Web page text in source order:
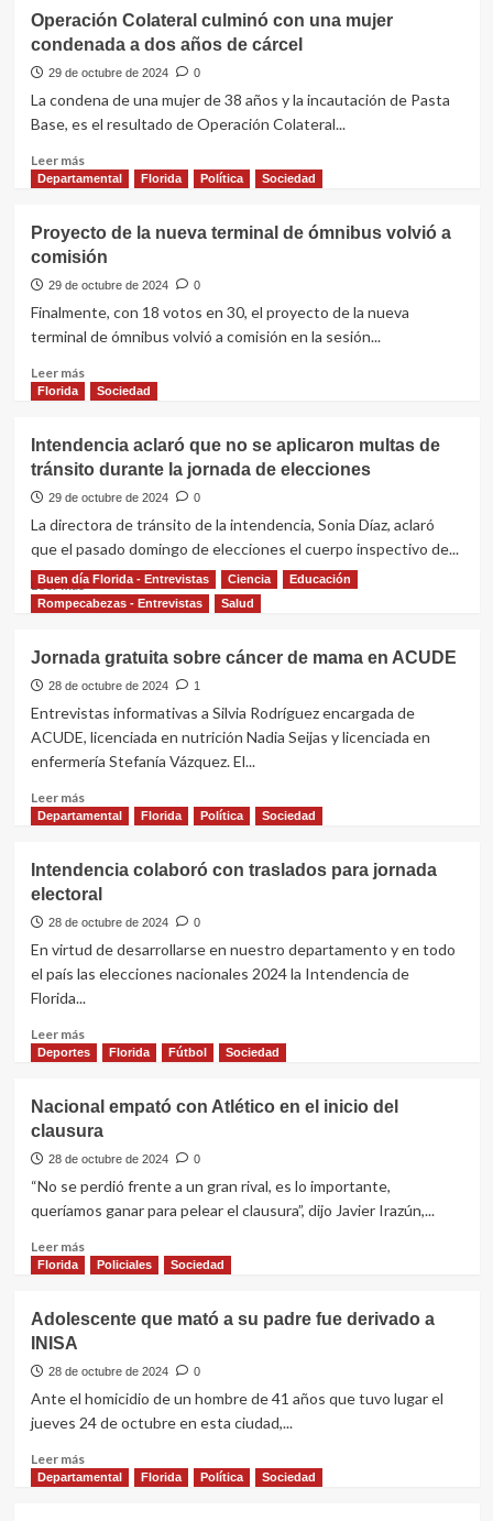
Operación Colateral culminó con una mujer
condenada a dos años de cárcel
29 de octubre de 2024 0
La condena de una mujer de 38 años y la incautación de Pasta
Base, es el resultado de Operación Colateral...
Leer másLeer
más
Colateral
culminó
con
mujer
condenada
dos
cárcel
Departamental Florida Política Sociedad
Proyecto de la nueva terminal de ómnibus volvió a
comisión
29 de octubre de 2024 0
Finalmente, con 18 votos en 30, el proyecto de la nueva
terminal de ómnibus volvió a comisión en la sesión...
Leer másLeer
más
de
la
nueva
terminal
ómnibus
volvió
a
Florida Sociedad
Intendencia aclaró que no se aplicaron multas de
tránsito durante la jornada de elecciones
29 de octubre de 2024 0
La directora de tránsito de la intendencia, Sonia Díaz, aclaró
que el pasado domingo de elecciones el cuerpo inspectivo de...
Leer másLeer
más
aclaró
que
no
se
aplicaron
multas
tránsito
jornada
de
elecciones
Buen día Florida - Entrevistas Ciencia
Educación
Rompecabezas - Entrevistas
Salud
Jornada gratuita sobre cáncer de mama en ACUDE
28 de octubre de 2024 1
Entrevistas informativas a Silvia Rodríguez encargada de
ACUDE, licenciada en nutrición Nadia Seijas y licenciada en
enfermería Stefanía Vázquez. El...
Leer másLeer
más
gratuita
sobre
cáncer
de
en
ACUDE
Departamental Florida Política Sociedad
Intendencia colaboró con traslados para jornada
electoral
28 de octubre de 2024 0
En virtud de desarrollarse en nuestro departamento y en todo
el país las elecciones nacionales 2024 la Intendencia de
Florida...
Leer másLeer
más
colaboró
con
traslados
para
electoral
Deportes Florida Fútbol Sociedad
Nacional empató con Atlético en el inicio del
clausura
28 de octubre de 2024 0
“No se perdió frente a un gran rival, es lo importante,
queríamos ganar para pelear el clausura”, dijo Javier Irazún,...
Leer másLeer
más
empató
Atlético
en
inicio
clausura
Florida Policiales Sociedad
Adolescente que mató a su padre fue derivado a
INISA
28 de octubre de 2024 0
Ante el homicidio de un hombre de 41 años que tuvo lugar el
jueves 24 de octubre en esta ciudad,...
Leer másLeer
más
Departamental Florida Política Sociedad